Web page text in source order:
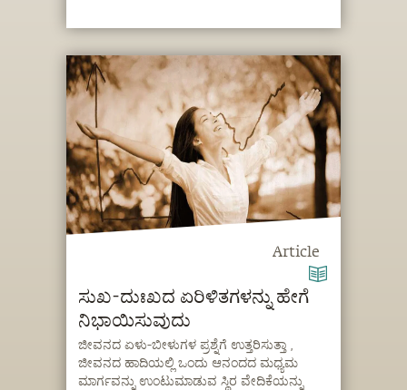
Article
ಸುಖ-ದುಃಖದ ಏರಿಳಿತಗಳನ್ನು ಹೇಗೆ
ನಿಭಾಯಿಸುವುದು
ಜೀವನದ ಏಳು-ಬೀಳುಗಳ ಪ್ರಶ್ನೆಗೆ ಉತ್ತರಿಸುತ್ತಾ ,
ಜೀವನದ ಹಾದಿಯಲ್ಲಿ ಒಂದು ಆನಂದದ ಮಧ್ಯಮ
ಮಾರ್ಗವನ್ನು ಉಂಟುಮಾಡುವ ಸ್ಥಿರ ವೇದಿಕೆಯನ್ನು